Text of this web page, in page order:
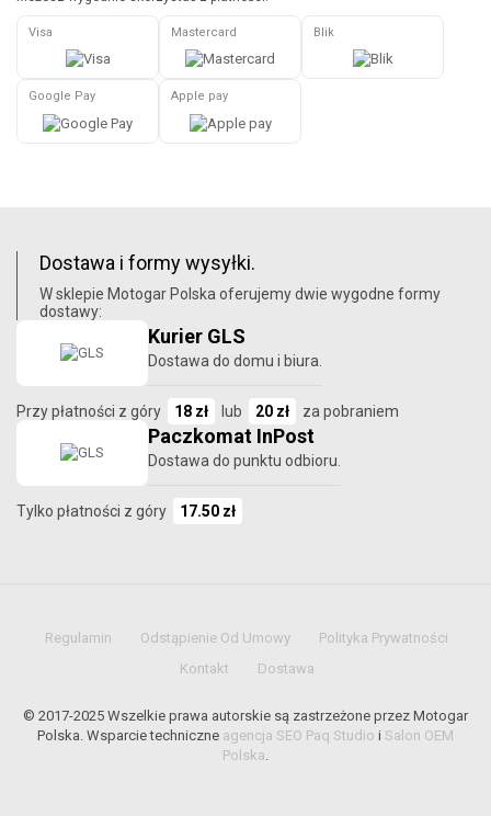
Visa Mastercard Blik
Google Pay Apple pay
Dostawa i formy wysyłki.
W sklepie Motogar Polska oferujemy dwie wygodne formy
dostawy:
Kurier GLS
Dostawa do domu i biura.
Przy płatności z góry 18 zł lub 20 zł za pobraniem
Paczkomat InPost
Dostawa do punktu odbioru.
Tylko płatności z góry 17.50 zł
Regulamin Odstąpienie Od Umowy
Polityka Prywatności
Kontakt
Dostawa
© 2017-2025 Wszelkie prawa autorskie są zastrzeżone przez Motogar
Polska. Wsparcie techniczne agencja SEO Paq Studio i Salon OEM
Polska